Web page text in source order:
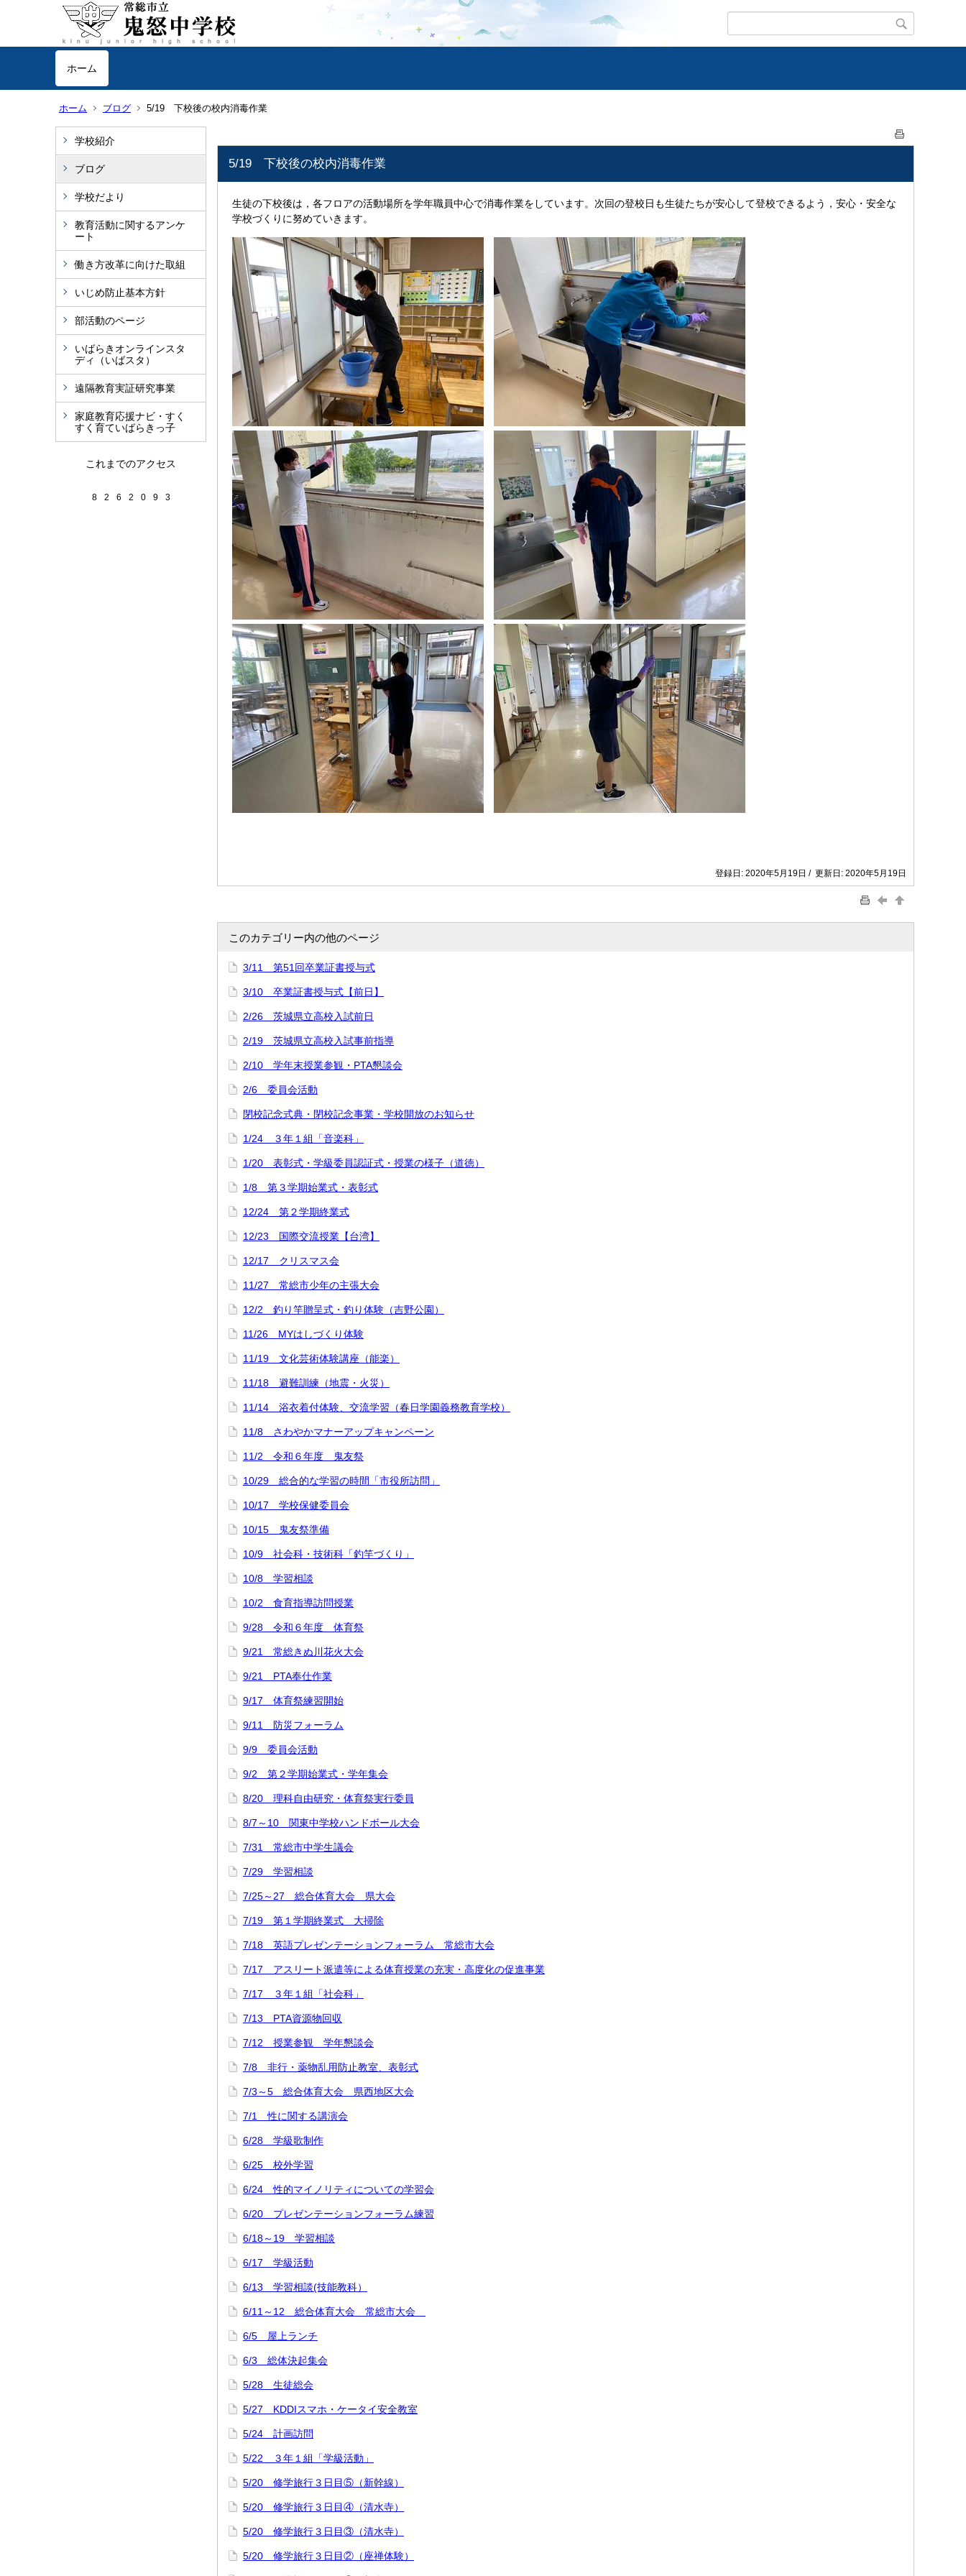
ホーム
ホーム ブログ 5/19 下校後の校内消毒作業
学校紹介
ブログ
学校だより
教育活動に関するアンケ
ート
働き方改革に向けた取組
いじめ防止基本方針
部活動のページ
いばらきオンラインスタ
ディ（いばスタ）
遠隔教育実証研究事業
家庭教育応援ナビ・すく
すく育ていばらきっ子
これまでのアクセス
8 2 6 2 0 9 3
5/19 下校後の校内消毒作業
生徒の下校後は，各フロアの活動場所を学年職員中心で消毒作業をしています。次回の登校日も生徒たちが安心して登校できるよう，安心・安全な
学校づくりに努めていきます。
登録日: 2020年5月19日 / 更新日: 2020年5月19日
このカテゴリー内の他のページ
3/11 第51回卒業証書授与式
3/10 卒業証書授与式【前日】
2/26 茨城県立高校入試前日
2/19 茨城県立高校入試事前指導
2/10 学年末授業参観・PTA懇談会
2/6 委員会活動
閉校記念式典・閉校記念事業・学校開放のお知らせ
1/24 ３年１組「音楽科」
1/20 表彰式・学級委員認証式・授業の様子（道徳）
1/8 第３学期始業式・表彰式
12/24 第２学期終業式
12/23 国際交流授業【台湾】
12/17 クリスマス会
11/27 常総市少年の主張大会
12/2 釣り竿贈呈式・釣り体験（吉野公園）
11/26 MYはしづくり体験
11/19 文化芸術体験講座（能楽）
11/18 避難訓練（地震・火災）
11/14 浴衣着付体験、交流学習（春日学園義務教育学校）
11/8 さわやかマナーアップキャンペーン
11/2 令和６年度 鬼友祭
10/29 総合的な学習の時間「市役所訪問」
10/17 学校保健委員会
10/15 鬼友祭準備
10/9 社会科・技術科「釣竿づくり」
10/8 学習相談
10/2 食育指導訪問授業
9/28 令和６年度 体育祭
9/21 常総きぬ川花火大会
9/21 PTA奉仕作業
9/17 体育祭練習開始
9/11 防災フォーラム
9/9 委員会活動
9/2 第２学期始業式・学年集会
8/20 理科自由研究・体育祭実行委員
8/7～10 関東中学校ハンドボール大会
7/31 常総市中学生議会
7/29 学習相談
7/25～27 総合体育大会 県大会
7/19 第１学期終業式 大掃除
7/18 英語プレゼンテーションフォーラム 常総市大会
7/17 アスリート派遣等による体育授業の充実・高度化の促進事業
7/17 ３年１組「社会科」
7/13 PTA資源物回収
7/12 授業参観 学年懇談会
7/8 非行・薬物乱用防止教室、表彰式
7/3～5 総合体育大会 県西地区大会
7/1 性に関する講演会
6/28 学級歌制作
6/25 校外学習
6/24 性的マイノリティについての学習会
6/20 プレゼンテーションフォーラム練習
6/18～19 学習相談
6/17 学級活動
6/13 学習相談(技能教科）
6/11～12 総合体育大会 常総市大会
6/5 屋上ランチ
6/3 総体決起集会
5/28 生徒総会
5/27 KDDIスマホ・ケータイ安全教室
5/24 計画訪問
5/22 ３年１組「学級活動」
5/20 修学旅行３日目⑤（新幹線）
5/20 修学旅行３日目④（清水寺）
5/20 修学旅行３日目③（清水寺）
5/20 修学旅行３日目②（座禅体験）